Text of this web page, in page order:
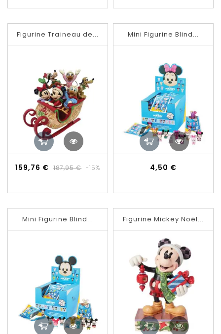
base
base
Figurine Traineau de...
159,76 € Prix
base
187,95 € Prix
-15%
Mini Figurine Blind...
4,50 €Prix
Mini Figurine Blind... Figurine Mickey Noël...